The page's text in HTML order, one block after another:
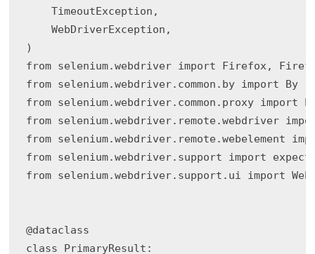
    TimeoutException,
    WebDriverException,
)
from selenium.webdriver import Firefox,
from selenium.webdriver.common.by import By
from selenium.webdriver.common.proxy import
from selenium.webdriver.remote.webdriver
from selenium.webdriver.remote.webelement
from selenium.webdriver.support import
from selenium.webdriver.support.ui import
@dataclass
class PrimaryResult: